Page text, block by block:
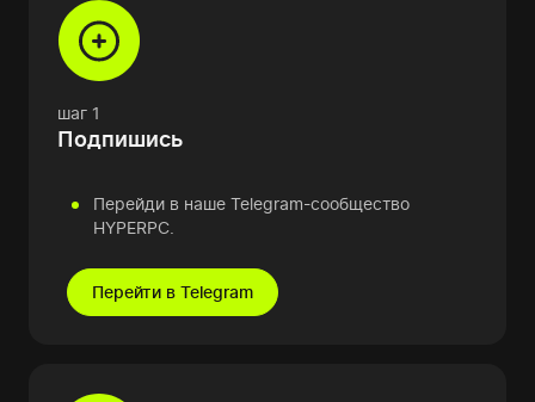
шаг 1
Подпишись
Перейди в наше Telegram-сообщество
HYPERPC.
Перейти в Telegram